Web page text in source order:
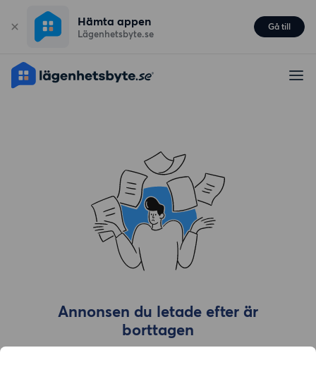
Hämta appen
Lägenhetsbyte.se
Gå till
Annonsen du letade efter är
borttagen